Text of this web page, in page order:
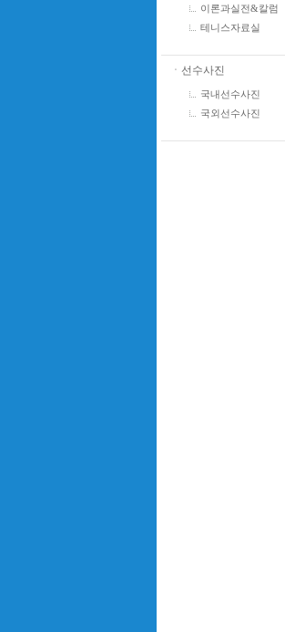
이론과실전&칼럼
테니스자료실
ㆍ선수사진
국내선수사진
국외선수사진